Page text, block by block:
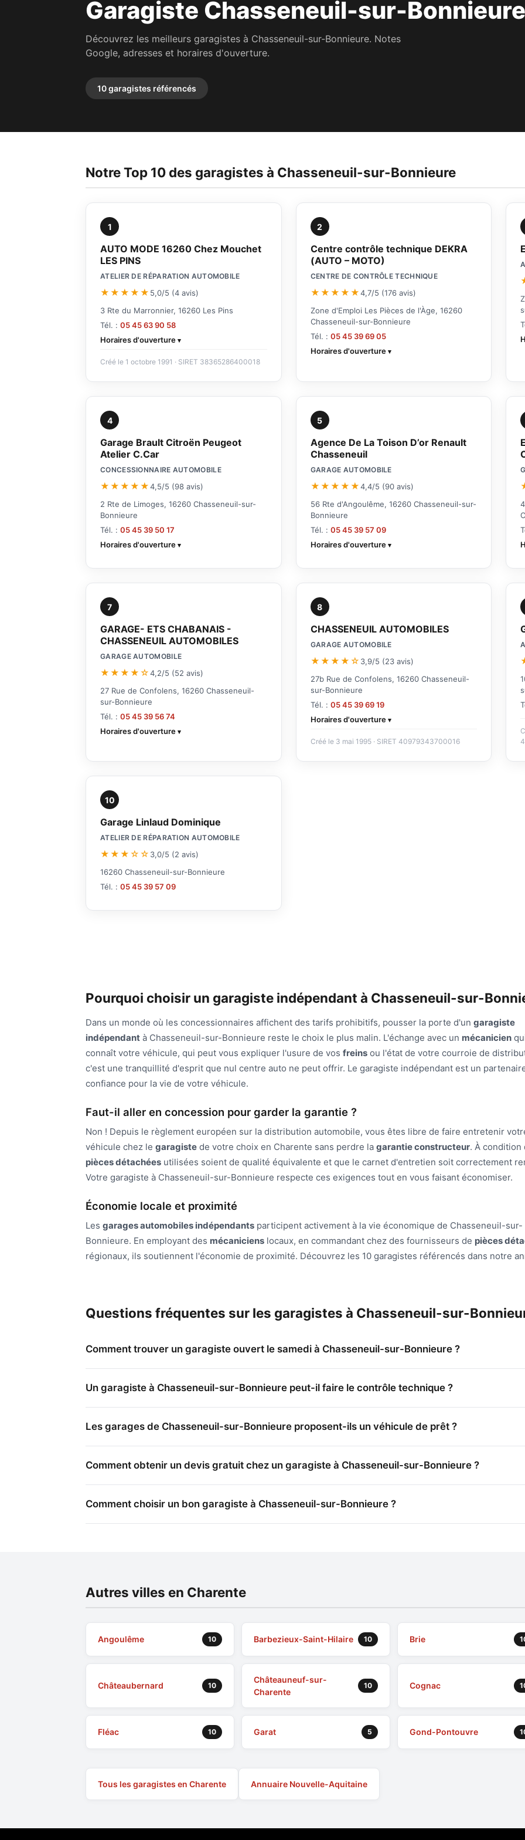
Garagiste Chasseneuil-sur-
Découvrez les meilleurs garagistes à Chasseneuil-sur-Bonnieure. Notes
Google, adresses et horaires d'ouverture.
10 garagistes référencés
Notre Top 10 des garagistes à Chasseneuil-sur-Bonnieure
1
AUTO MODE 16260 Chez Mouchet
LES PINS
ATELIER DE RÉPARATION AUTOMOBILE
★★★★★ 5,0/5 (4 avis)
3 Rte du Marronnier, 16260 Les Pins
Tél. : 05 45 63 90 58
Horaires d'ouverture
Créé le 1 octobre 1991 · SIRET 38365286400018
2
Centre contrôle technique DEKRA
(AUTO – MOTO)
CENTRE DE CONTRÔLE TECHNIQUE
★★★★★4,7/5 (176 avis)
Zone d'Emploi Les Pièces de l'Àge, 16260
Chasseneuil-sur-Bonnieure
Tél. : 05 45 39 69 05
Horaires d'ouverture
4
Garage Brault Citroën Peugeot
Atelier C.Car
CONCESSIONNAIRE AUTOMOBILE
★★★★★4,5/5 (98 avis)
2 Rte de Limoges, 16260 Chasseneuil-sur-
Bonnieure
Tél. : 05 45 39 50 17
Horaires d'ouverture
5
Agence De La Toison D’or Renault
Chasseneuil
GARAGE AUTOMOBILE
★★★★★4,4/5 (90 avis)
56 Rte d'Angoulême, 16260 Chasseneuil-sur-
Bonnieure
Tél. : 05 45 39 57 09
Horaires d'ouverture
7
GARAGE- ETS CHABANAIS -
CHASSENEUIL AUTOMOBILES
GARAGE AUTOMOBILE
★★★★☆4,2/5 (52 avis)
27 Rue de Confolens, 16260 Chasseneuil-
sur-Bonnieure
Tél. : 05 45 39 56 74
Horaires d'ouverture
8
CHASSENEUIL AUTOMOBILES
GARAGE AUTOMOBILE
★★★★☆ 3,9/5 (23 avis)
27b Rue de Confolens, 16260 Chasseneuil-
sur-Bonnieure
Tél. : 05 45 39 69 19
Horaires d'ouverture
Créé le 3 mai 1995 · SIRET 40979343700016
10
Garage Linlaud Dominique
ATELIER DE RÉPARATION AUTOMOBILE
★★★☆☆ 3,0/5 (2 avis)
16260 Chasseneuil-sur-Bonnieure
Tél. : 05 45 39 57 09
Pourquoi choisir un garagiste indépendant à Chasseneuil-sur-
Dans un monde où les concessionnaires affichent des tarifs prohibitifs, pousser la porte d'un garagiste
indépendant à Chasseneuil-sur-Bonnieure reste le choix le plus malin. L'échange avec un mécanicien
connaît votre véhicule, qui peut vous expliquer l'usure de vos freins ou l'état de votre courroie de
c'est une tranquillité d'esprit que nul centre auto ne peut offrir. Le garagiste indépendant est un
confiance pour la vie de votre véhicule.
Faut-il aller en concession pour garder la garantie ?
Non ! Depuis le règlement européen sur la distribution automobile, vous êtes libre de faire entretenir
véhicule chez le garagiste de votre choix en Charente sans perdre la garantie constructeur. À condition
pièces détachées utilisées soient de qualité équivalente et que le carnet d'entretien soit correctement
Votre garagiste à Chasseneuil-sur-Bonnieure respecte ces exigences tout en vous faisant économiser.
Économie locale et proximité
Les garages automobiles indépendants participent activement à la vie économique de Chasseneuil-sur-
Bonnieure. En employant des mécaniciens locaux, en commandant chez des fournisseurs de pièces
régionaux, ils soutiennent l'économie de proximité. Découvrez les 10 garagistes référencés dans notre
Questions fréquentes sur les garagistes à Chasseneuil-sur-
Comment trouver un garagiste ouvert le samedi à Chasseneuil-sur-Bonnieure ?
Un garagiste à Chasseneuil-sur-Bonnieure peut-il faire le contrôle technique ?
Les garages de Chasseneuil-sur-Bonnieure proposent-ils un véhicule de prêt ?
Comment obtenir un devis gratuit chez un garagiste à Chasseneuil-sur-Bonnieure ?
Comment choisir un bon garagiste à Chasseneuil-sur-Bonnieure ?
Autres villes en Charente
Angoulême 10 Barbezieux-Saint-Hilaire 10 Brie
Châteaubernard 10
Châteauneuf-sur-
Charente
10 Cognac
Fléac 10 Garat 5 Gond-Pontouvre
Tous les garagistes en Charente Annuaire Nouvelle-Aquitaine